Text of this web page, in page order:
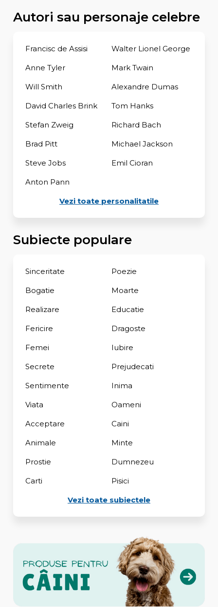
Autori sau personaje celebre
Francisc de Assisi Walter Lionel George
Anne Tyler Mark Twain
Will Smith Alexandre Dumas
David Charles Brink Tom Hanks
Stefan Zweig Richard Bach
Brad Pitt Michael Jackson
Steve Jobs Emil Cioran
Anton Pann
Vezi toate personalitatile
Subiecte populare
Sinceritate Poezie
Bogatie Moarte
Realizare Educatie
Fericire Dragoste
Femei Iubire
Secrete Prejudecati
Sentimente Inima
Viata Oameni
Acceptare Caini
Animale Minte
Prostie Dumnezeu
Carti Pisici
Vezi toate subiectele